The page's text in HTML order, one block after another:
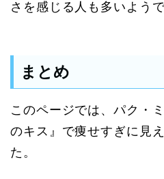
さを感じる人も多いようで
まとめ
このページでは、パク・
のキス』で痩せすぎに見
た。